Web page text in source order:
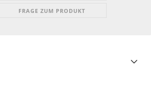
FRAGE ZUM PRODUKT